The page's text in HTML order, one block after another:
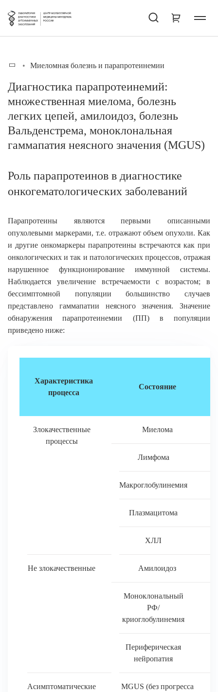
Миеломная болезнь и парапротеинемии
Диагностика парапротеинемий:
множественная миелома, болезнь
легких цепей, амилоидоз, болезнь
Вальденстрема, моноклональная
гаммапатия неясного значения (MGUS)
Роль парапротеинов в диагностике
онкогематологических заболеваний
Парапротеины являются первыми описанными
опухолевыми маркерами, т.е. отражают объем опухоли. Как
и другие онкомаркеры парапротеины встречаются как при
онкологических и так и патологических процессов, отражая
нарушенное функционирование иммунной системы.
Наблюдается увеличение встречаемости с возрастом; в
бессимптомной популяции большинство случаев
представлено гаммапатии неясного значения. Значение
обнаружения парапротеинемии (ПП) в популяции
приведено ниже:
Характеристика
процесса
Состояние
Злокачественные
процессы
Миелома
Лимфома
Макроглобулинемия
Плазмацитома
ХЛЛ
Не злокачественные Амилоидоз
Моноклональный
РФ/
криоглобулинемия
Периферическая
нейропатия
Асимптоматические
MGUS (без прогресса